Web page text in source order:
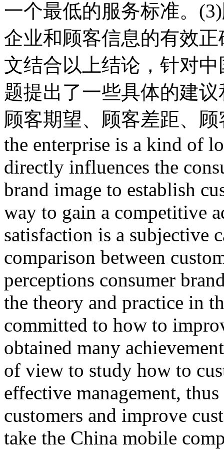
一个最低的服务标准。
企业和顾客信息的有效
文结合以上结论，针对
题提出了一些具体的建
顾客期望、顾客差距、
the enterprise is a kind of
directly influences the
brand image to establish
way to gain a competitive
satisfaction is a subjective
comparison between
perceptions consumer
the theory and practice in
committed to how to
obtained many
of view to study how to
effective management,
customers and improve
take the China mobile